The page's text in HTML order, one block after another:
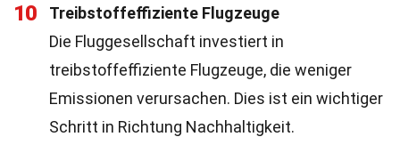
10
Treibstoffeffiziente Flugzeuge
Die Fluggesellschaft investiert in
treibstoffeffiziente Flugzeuge, die weniger
Emissionen verursachen. Dies ist ein wichtiger
Schritt in Richtung Nachhaltigkeit.